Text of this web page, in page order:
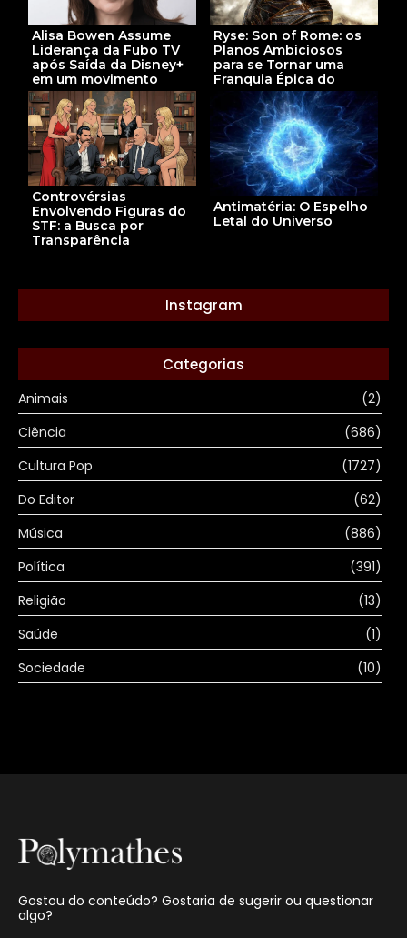
Alisa Bowen Assume
Liderança da Fubo TV
após Saída da Disney+
em um movimento
Ryse: Son of Rome: os
Planos Ambiciosos
para se Tornar uma
Franquia Épica do
Antimatéria: O Espelho
Letal do Universo
Controvérsias
Envolvendo Figuras do
STF: a Busca por
Transparência
Instagram
Categorias
Animais
(2)
Ciência
(686)
Cultura Pop
(1727)
Do Editor
(62)
Música
(886)
Política
(391)
Religião
(13)
Saúde
(1)
Sociedade
(10)
Gostou do conteúdo? Gostaria de sugerir ou questionar
algo?